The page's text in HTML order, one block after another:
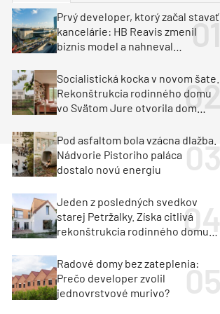
Klimatizácia a vetranie
Milan Murcka
Prvý developer, ktorý začal stavať
kancelárie: HB Reavis zmenil
biznis model a nahneval
Socialistická kocka v novom šate.
Rekonštrukcia rodinného domu
vo Svätom Jure otvorila dom
Pod asfaltom bola vzácna dlažba.
Nádvorie Pistoriho paláca
dostalo novú energiu
Jeden z posledných svedkov
starej Petržalky. Získa citlivá
rekonštrukcia rodinného domu
Radové domy bez zateplenia:
Prečo developer zvolil
jednovrstvové murivo?